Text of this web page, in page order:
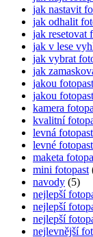
jak nastavit
jak odhalit
jak resetovat
jak v lese
jak vybrat
jak
jakou fotopast
jakou
kamera
kvalitní
levná fotopast
levné
maketa
mini fotopast
navody (5)
nejlepší
nejlepší
nejlepší
nejlevnější